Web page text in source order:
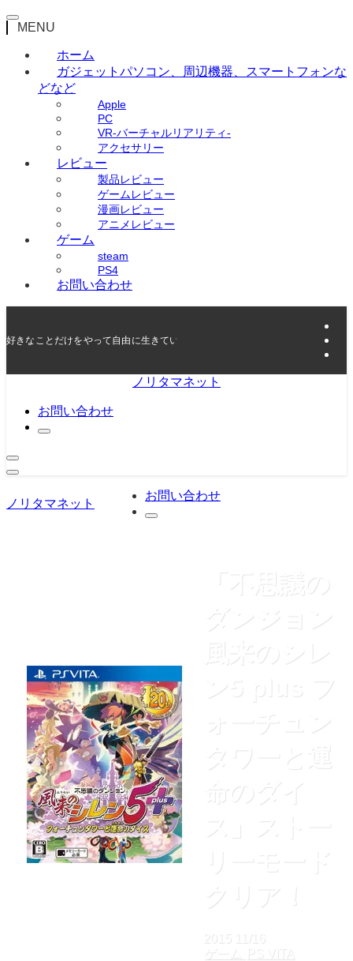
MENU
ホーム
ガジェット パソコン、周辺機器、スマートフォンな
どなど
Apple
PC
VR-バーチャルリアリティ-
アクセサリー
レビュー
製品レビュー
ゲームレビュー
漫画レビュー
アニメレビュー
ゲーム
steam
PS4
お問い合わせ
好きなことだけをやって自由に生きていく
ノリタマネット
お問い合わせ
ノリタマネット
お問い合わせ
「不思議の
ダンジョン
風来のシレ
ン5 plus フ
ォーチュン
タワーと運
命のダイ
ス」ストー
リーモード
クリア！
2015
11/16
ゲーム
PS VITA